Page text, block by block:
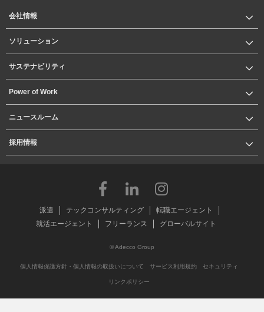
会社情報
ソリューション
サステナビリティ
Power of Work
ニュースルーム
採用情報
派遣 テックコンサルティング
転職エージェント
就活エージェント
フリーランス グローバルサイト
© Adecco Group
個人情報保護方針・個人情報の取扱いについて サービス利用規約 セキュリティ
リンクポリシー